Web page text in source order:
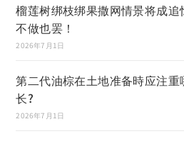
榴莲树绑枝绑果撒网情景将成追
不做也罢！
2026年7月1日
第二代油棕在土地准备時应注
长?
2026年7月1日